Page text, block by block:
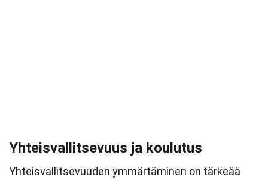
Yhteisvallitsevuus ja koulutus
Yhteisvallitsevuuden ymmärtäminen on tärkeää